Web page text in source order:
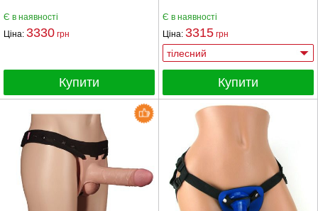
Є в наявності
Ціна: 3330 грн
Купити
Є в наявності
Ціна: 3315 грн
Купити